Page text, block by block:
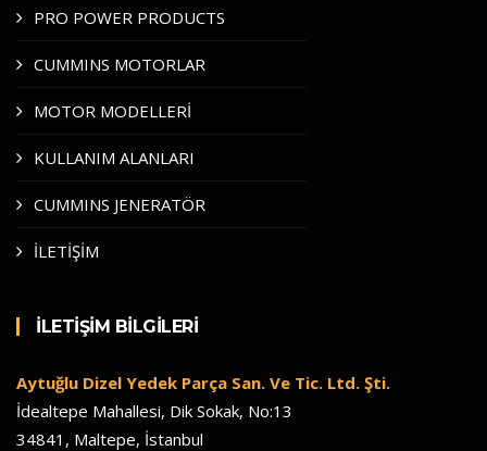
PRO POWER PRODUCTS
CUMMINS MOTORLAR
MOTOR MODELLERİ
KULLANIM ALANLARI
CUMMINS JENERATÖR
İLETİŞİM
İLETİŞİM BİLGİLERİ
Aytuğlu Dizel Yedek Parça San. Ve Tic. Ltd. Şti.
İdealtepe Mahallesi, Dik Sokak, No:13
34841, Maltepe, İstanbul